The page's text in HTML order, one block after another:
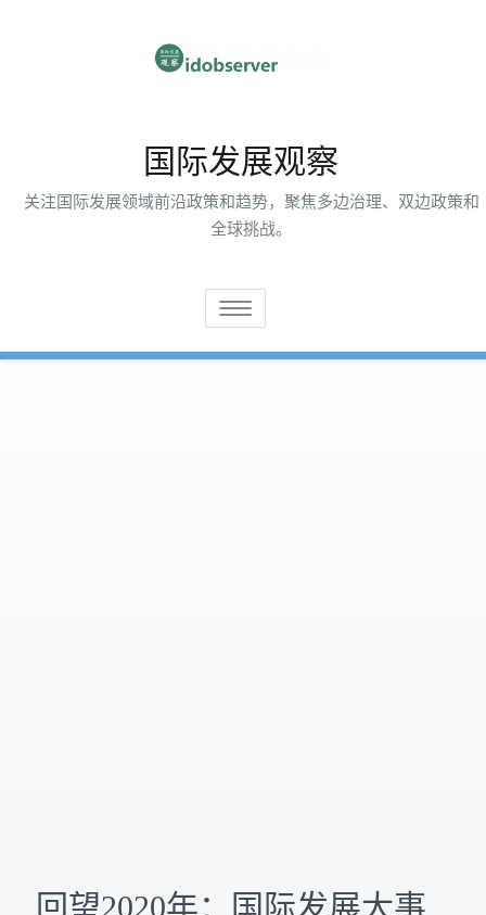
国际发展观察
关注国际发展领域前沿政策和趋势，聚焦多边治理、双边政策和
全球挑战。
切
回望2020年：国际发展大事